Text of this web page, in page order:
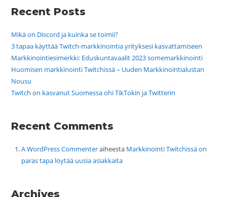
Recent Posts
Mikä on Discord ja kuinka se toimii?
3 tapaa käyttää Twitch-markkinointia yrityksesi kasvattamiseen
Markkinointiesimerkki: Eduskuntavaalit 2023 somemarkkinointi
Huomisen markkinointi Twitchissä – Uuden Markkinointialustan
Nousu
Twitch on kasvanut Suomessa ohi TikTokin ja Twitterin
Recent Comments
A WordPress Commenteraiheesta Markkinointi Twitchissä on
paras tapa löytää uusia asiakkaita
Archives